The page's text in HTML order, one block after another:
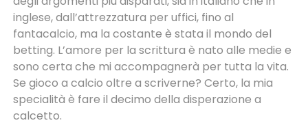
inglese, dall’attrezzatura per uffici, fino al
fantacalcio, ma la costante è stata il mondo del
betting. L’amore per la scrittura è nato alle medie e
sono certa che mi accompagnerà per tutta la vita.
Se gioco a calcio oltre a scriverne? Certo, la mia
specialità è fare il decimo della disperazione a
calcetto.